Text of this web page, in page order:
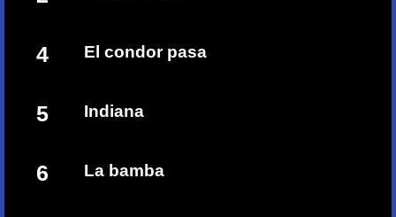
4 El condor pasa
5 Indiana
6 La bamba